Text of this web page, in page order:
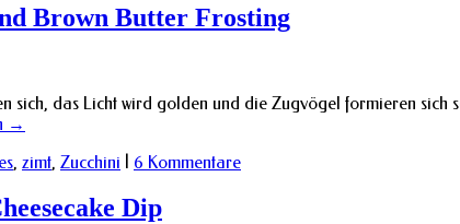
Brown Butter Frosting
sich, das Licht wird golden und die Zugvögel formieren sich
→
, zimt, Zucchini 6 Kommentare
Dip